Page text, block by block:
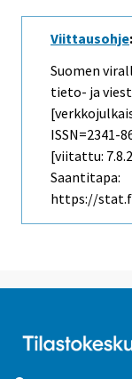
Viittausohje:
Suomen
tieto- ja
ISSN=2341-
[viitattu:
Saantitapa:
https://